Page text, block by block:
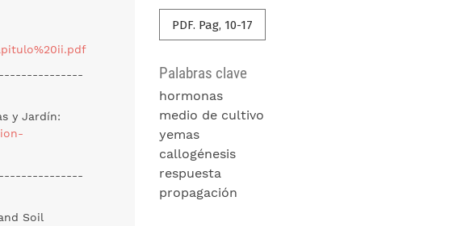
PDF. Pag, 10-17
Palabras clave
hormonas
medio de cultivo
yemas
callogénesis
respuesta
propagación
y Jardín:
Soil